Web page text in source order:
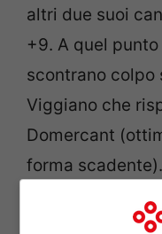
altri due suoi
+9. A quel
scontrano colpo
Viggiano che
Domercant
forma
bravura dei